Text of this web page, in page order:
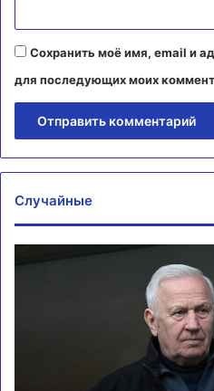
Сохранить моё имя, email и
для последующих моих
Случайные
Колоскова